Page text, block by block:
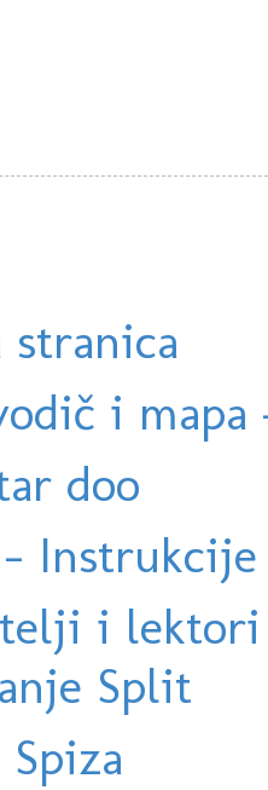
stranica
i
doo
-
i
Split